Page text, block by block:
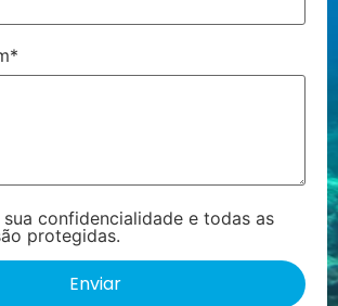
sua confidencialidade e todas as
protegidas.